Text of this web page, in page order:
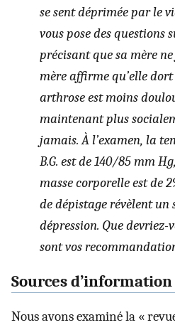
se sent déprimée par le
vous pose des questions
précisant que sa mère
mère affirme qu’elle
arthrose est moins
maintenant plus
jamais. À l’examen, la
B.G. est de 140/85 mm
masse corporelle est de
de dépistage révèlent un
dépression. Que devriez-
sont vos
Sources d’information
Nous avons examiné la «